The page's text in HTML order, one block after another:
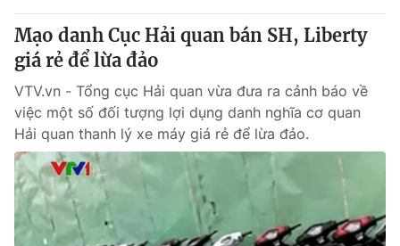
Mạo danh Cục Hải quan bán SH, Liberty
giá rẻ để lừa đảo
VTV.vn - Tổng cục Hải quan vừa đưa ra cảnh báo về
việc một số đối tượng lợi dụng danh nghĩa cơ quan
Hải quan thanh lý xe máy giá rẻ để lừa đảo.